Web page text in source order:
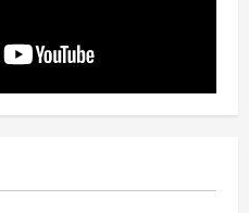
की रिपोर्ट पर भी मिलेगा
अध्यक्ष नंद लाल का निधन